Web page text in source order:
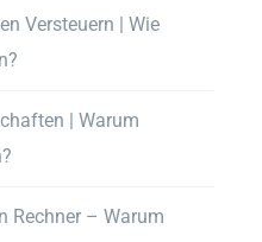
Versteuern | Wie
| Warum
Rechner – Warum